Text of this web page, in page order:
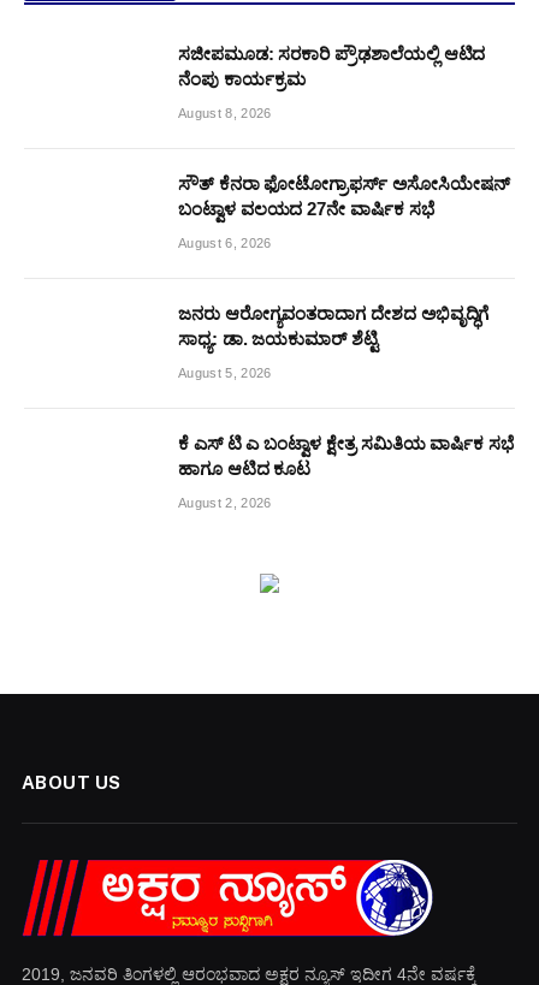
ಸಜೀಪಮೂಡ: ಸರಕಾರಿ ಪ್ರೌಢಶಾಲೆಯಲ್ಲಿ ಆಟಿದ
ನೆಂಪು ಕಾರ್ಯಕ್ರಮ
August 8, 2026
ಸೌತ್ ಕೆನರಾ ಫೋಟೋಗ್ರಾಫರ್ಸ್ ಅಸೋಸಿಯೇಷನ್
ಬಂಟ್ವಾಳ ವಲಯದ 27ನೇ ವಾರ್ಷಿಕ ಸಭೆ
August 6, 2026
ಜನರು ಆರೋಗ್ಯವಂತರಾದಾಗ ದೇಶದ ಅಭಿವೃದ್ಧಿಗೆ
ಸಾಧ್ಯ: ಡಾ. ಜಯಕುಮಾರ್ ಶೆಟ್ಟಿ
August 5, 2026
ಕೆ ಎಸ್ ಟಿ ಎ ಬಂಟ್ವಾಳ ಕ್ಷೇತ್ರ ಸಮಿತಿಯ ವಾರ್ಷಿಕ ಸಭೆ
ಹಾಗೂ ಆಟಿದ ಕೂಟ
August 2, 2026
ABOUT US
2019, ಜನವರಿ‌ ತಿಂಗಳಲ್ಲಿ ಆರಂಭವಾದ ಅಕ್ಷರ ನ್ಯೂಸ್ ಇದೀಗ 4ನೇ ವರ್ಷಕ್ಕೆ